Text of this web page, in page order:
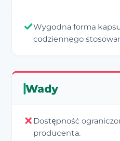
Wygodna forma
codziennego
Wady
Dostępność
producenta.